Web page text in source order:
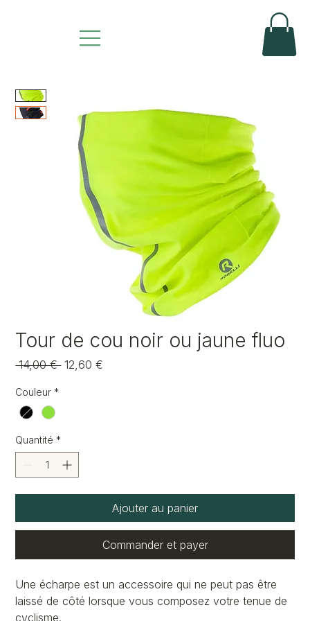
Tour de cou noir ou jaune fluo
14,00 € Prix
12,60 €
Couleur *
Quantité *
Ajouter au panier
Commander et payer
Une écharpe est un accessoire qui ne peut pas être
laissé de côté lorsque vous composez votre tenue de
cyclisme.